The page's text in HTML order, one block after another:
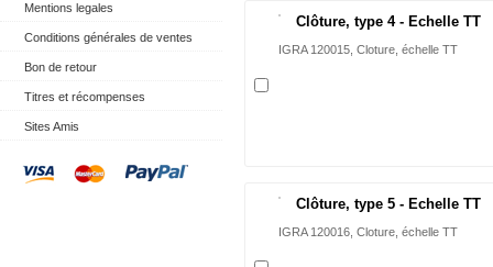
Mentions legales
Conditions générales de ventes
Bon de retour
Titres et récompenses
Sites Amis
Clôture, type 4 - Echelle TT
IGRA 120015, Cloture, échelle TT
Clôture, type 5 - Echelle TT
IGRA 120016, Cloture, échelle TT